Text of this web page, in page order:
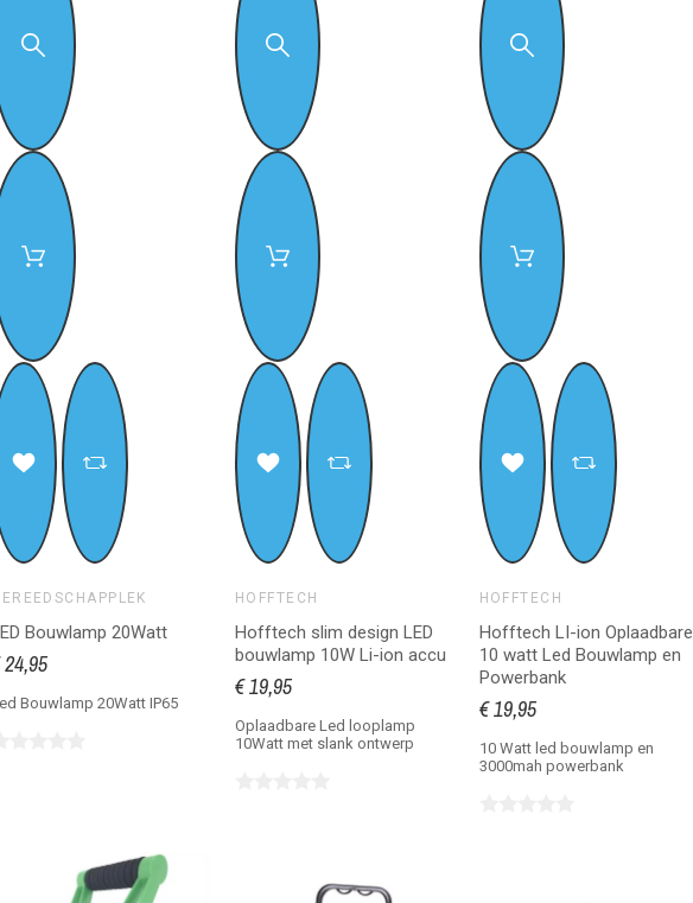
Bouwlamp 20Watt
Bouwlamp 20Watt IP65
HOFFTECH
Hofftech slim design LED
bouwlamp 10W Li-ion accu
€ 19,95
Oplaadbare Led looplamp
10Watt met slank ontwerp
HOFFTECH
Hofftech LI-ion Oplaadbare
10 watt Led Bouwlamp en
Powerbank
€ 19,95
10 Watt led bouwlamp en
3000mah powerbank